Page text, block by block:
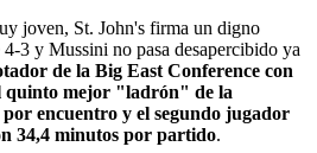
joven, St. John's firma un digno
3 y Mussini no pasa desapercibido ya
de la Big East Conference con
quinto mejor "ladrón" de la
encuentro y el segundo jugador
34,4 minutos por partido.